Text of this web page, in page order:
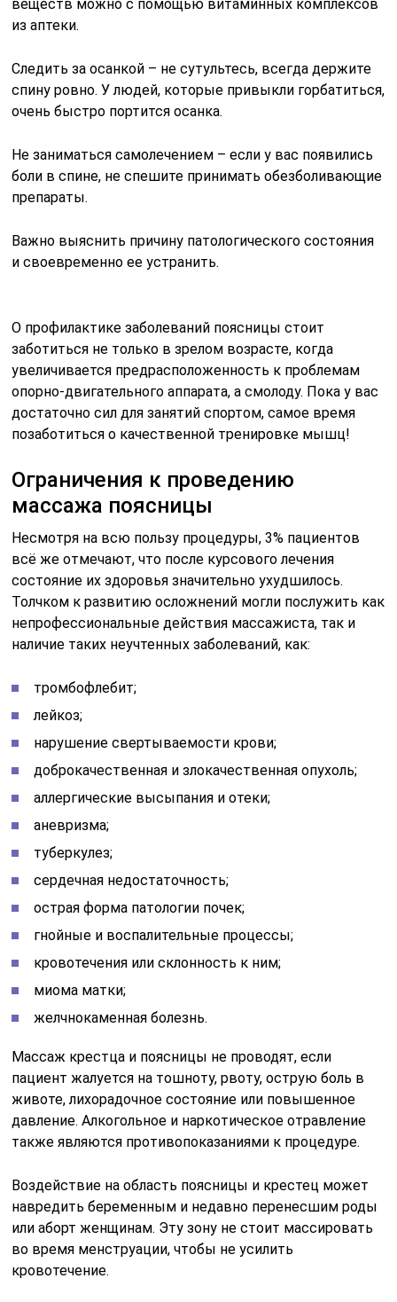
веществ можно с помощью витаминных комплексов
из аптеки.
Следить за осанкой – не сутультесь, всегда держите
спину ровно. У людей, которые привыкли горбатиться,
очень быстро портится осанка.
Не заниматься самолечением – если у вас появились
боли в спине, не спешите принимать обезболивающие
препараты.
Важно выяснить причину патологического состояния
и своевременно ее устранить.
О профилактике заболеваний поясницы стоит
заботиться не только в зрелом возрасте, когда
увеличивается предрасположенность к проблемам
опорно-двигательного аппарата, а смолоду. Пока у вас
достаточно сил для занятий спортом, самое время
позаботиться о качественной тренировке мышц!
Ограничения к проведению
массажа поясницы
Несмотря на всю пользу процедуры, 3% пациентов
всё же отмечают, что после курсового лечения
состояние их здоровья значительно ухудшилось.
Толчком к развитию осложнений могли послужить как
непрофессиональные действия массажиста, так и
наличие таких неучтенных заболеваний, как:
тромбофлебит;
лейкоз;
нарушение свертываемости крови;
доброкачественная и злокачественная опухоль;
аллергические высыпания и отеки;
аневризма;
туберкулез;
сердечная недостаточность;
острая форма патологии почек;
гнойные и воспалительные процессы;
кровотечения или склонность к ним;
миома матки;
желчнокаменная болезнь.
Массаж крестца и поясницы не проводят, если
пациент жалуется на тошноту, рвоту, острую боль в
животе, лихорадочное состояние или повышенное
давление. Алкогольное и наркотическое отравление
также являются противопоказаниями к процедуре.
Воздействие на область поясницы и крестец может
навредить беременным и недавно перенесшим роды
или аборт женщинам. Эту зону не стоит массировать
во время менструации, чтобы не усилить
кровотечение.